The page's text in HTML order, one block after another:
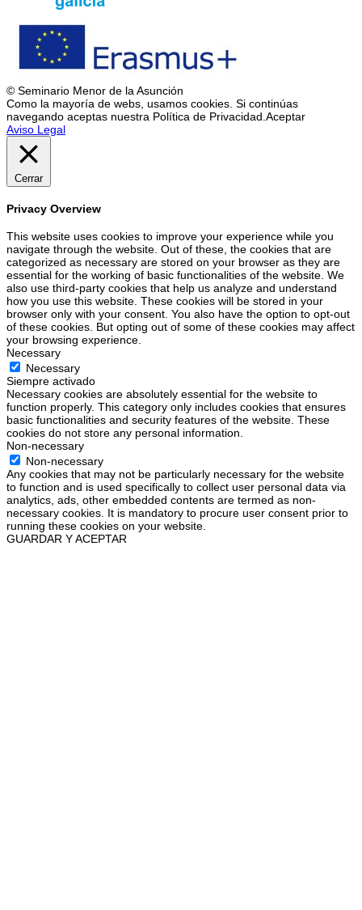
© Seminario Menor de la Asunción
Como la mayoría de webs, usamos cookies. Si continúas
navegando aceptas nuestra Política de Privacidad. Aceptar
Aviso Legal
Cerrar
Privacy Overview
This website uses cookies to improve your experience while you
navigate through the website. Out of these, the cookies that are
categorized as necessary are stored on your browser as they are
essential for the working of basic functionalities of the website. We
also use third-party cookies that help us analyze and understand
how you use this website. These cookies will be stored in your
browser only with your consent. You also have the option to opt-out
of these cookies. But opting out of some of these cookies may affect
your browsing experience.
Necessary
Necessary
Siempre activado
Necessary cookies are absolutely essential for the website to
function properly. This category only includes cookies that ensures
basic functionalities and security features of the website. These
cookies do not store any personal information.
Non-necessary
Non-necessary
Any cookies that may not be particularly necessary for the website
to function and is used specifically to collect user personal data via
analytics, ads, other embedded contents are termed as non-
necessary cookies. It is mandatory to procure user consent prior to
running these cookies on your website.
GUARDAR Y ACEPTAR